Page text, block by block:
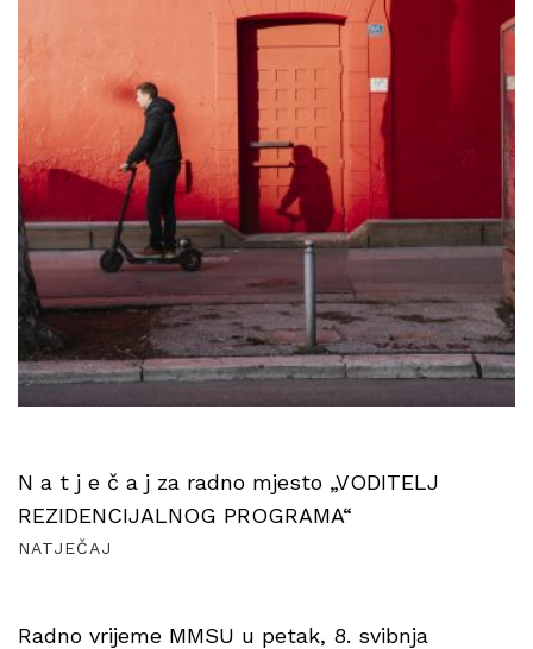
N a t j e č a j za radno mjesto „VODITELJ
REZIDENCIJALNOG PROGRAMA“
NATJEČAJ
Radno vrijeme MMSU u petak, 8. svibnja